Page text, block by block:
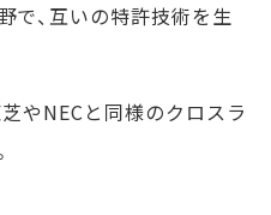
で、互いの特許技術を生
やNECと同様のクロスラ